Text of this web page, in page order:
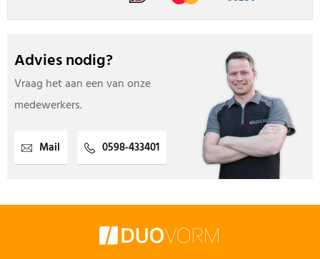
Advies nodig?
Vraag het aan een van onze
medewerkers.
Mail 0598-433401